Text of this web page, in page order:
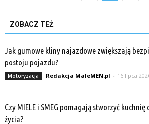
ZOBACZ TEŻ
Jak gumowe kliny najazdowe zwiększają
postoju pojazdu?
Motoryzacja Redakcja MaleMEN.pl - 16 lipca
Czy MIELE i SMEG pomagają stworzyć
życia?